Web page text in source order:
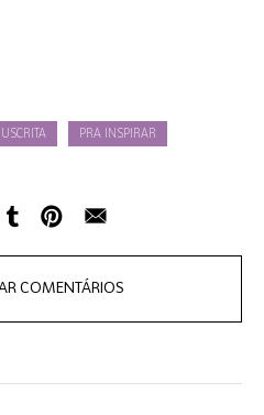
PRA INSPIRAR
COMENTÁRIOS